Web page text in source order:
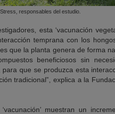
responsables del estudio.
esta ‘vacunación
temprana con los
que la planta genera de forma
beneficiosos sin
para que se produzca esta
tradicional”, explica a la
muestran un